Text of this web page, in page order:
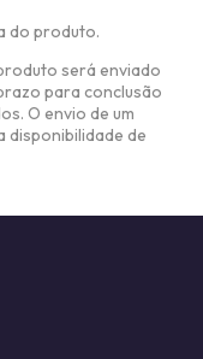
do produto.
será enviado
para conclusão
O envio de um
disponibilidade de